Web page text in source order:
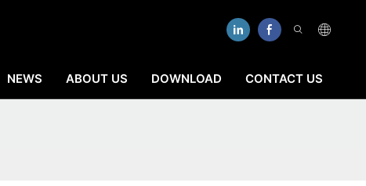
NEWS ABOUT US DOWNLOAD CONTACT US